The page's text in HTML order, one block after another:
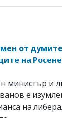
от
на
министър и
е
на